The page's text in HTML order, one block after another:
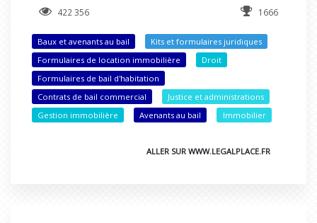
422 356 1666
Baux et avenants au bail
Kits et formulaires juridiques
Formulaires de location immobilière
Droit
Formulaires de bail d'habitation
Contrats de bail commercial
Justice et administrations
Gestion immobilière
Avenants au bail Immobilier
ALLER SUR WWW.LEGALPLACE.FR